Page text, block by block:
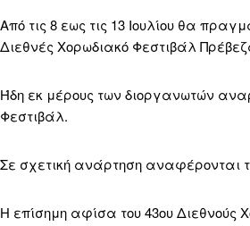
Από τις 8 εως τις 13 Ιουλίου θα
Διεθνές Χορωδιακό Φεστιβάλ
Ήδη εκ μέρους των διοργανωτών
Φεστιβάλ.
Σε σχετική ανάρτηση αναφέρονται
Η επίσημη αφίσα του 43ου Διεθνούς